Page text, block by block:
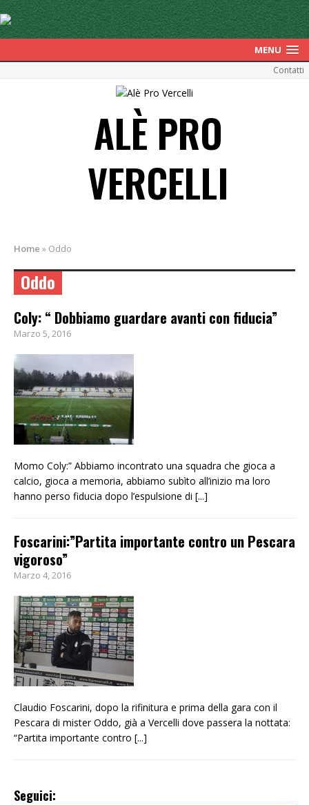
MENU
Contatti
ALÈ PRO
VERCELLI
Home » Oddo
Oddo
Coly: “ Dobbiamo guardare avanti con fiducia”
Marzo 5, 2016
Momo Coly:” Abbiamo incontrato una squadra che gioca a
calcio, gioca a memoria, abbiamo subìto all’inizio ma loro
hanno perso fiducia dopo l’espulsione di [...]
Foscarini:”Partita importante contro un Pescara
vigoroso”
Marzo 4, 2016
Claudio Foscarini, dopo la rifinitura e prima della gara con il
Pescara di mister Oddo, già a Vercelli dove passera la nottata:
“Partita importante contro [...]
Seguici: